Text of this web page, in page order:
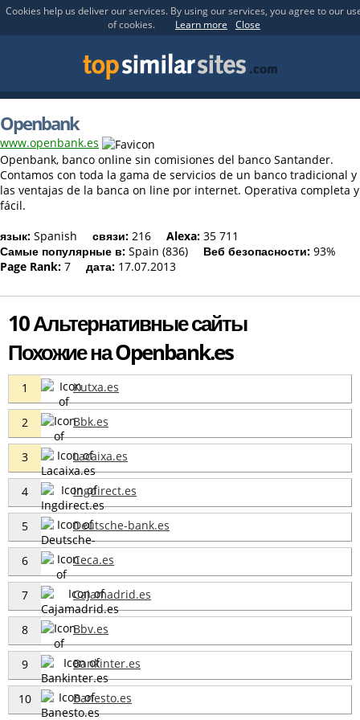
Cookies help us deliver our services. By using our services, you agree to our
of cookies.
Learn more Close
Openbank
www.openbank.es
Openbank, banco online sin comisiones del banco Santander.
Contamos con toda la gama de servicios de un banco tradicional y
las ventajas de la banca on line por internet. Operativa completa y
fácil.
язык: Spanish связи: 216 Alexa: 35 711
Самые популярные в: Spain (836) Веб безопасности: 93%
Page Rank: 7 дата: 17.07.2013
10 Альтернативные сайты
Похожие на Openbank.es
1 Kutxa.es
2 Bbk.es
3 Lacaixa.es
4 Ingdirect.es
5 Deutsche-bank.es
6 Ceca.es
7 Cajamadrid.es
8 Bbv.es
9 Bankinter.es
10 Banesto.es